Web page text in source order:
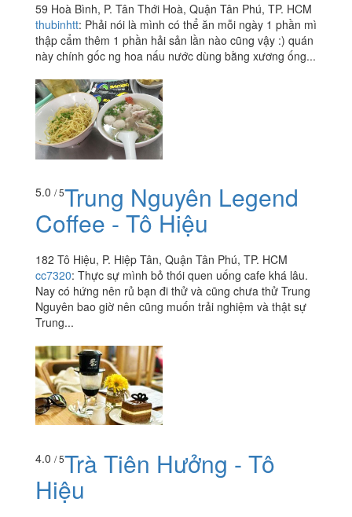
59 Hoà Bình, P. Tân Thới Hoà, Quận Tân Phú, TP. HCM
thubinhtt: Phải nói là mình có thể ăn mỗi ngày 1 phần mì
thập cẩm thêm 1 phần hải sản lần nào cũng vậy :) quán
này chính gốc ng hoa nấu nước dùng bằng xương ống...
5.0 / 5Trung Nguyên Legend
Coffee - Tô Hiệu
182 Tô Hiệu, P. Hiệp Tân, Quận Tân Phú, TP. HCM
cc7320: Thực sự mình bỏ thói quen uống cafe khá lâu.
Nay có hứng nên rủ bạn đi thử và cũng chưa thử Trung
Nguyên bao giờ nên cũng muốn trải nghiệm và thật sự
Trung...
4.0 / 5Trà Tiên Hưởng - Tô
Hiệu